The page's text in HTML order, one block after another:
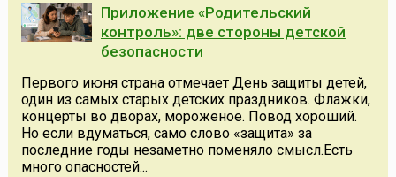
Приложение «Родительский
контроль»: две стороны детской
безопасности
Первого июня страна отмечает День защиты детей,
один из самых старых детских праздников. Флажки,
концерты во дворах, мороженое. Повод хороший.
Но если вдуматься, само слово «защита» за
последние годы незаметно поменяло смысл.Есть
много опасностей...